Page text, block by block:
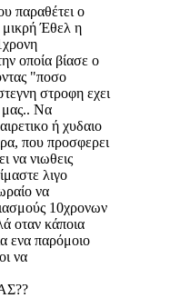
παραθέτει ο
μικρή Έθελ η
οποία βίασε ο
"ποσο
στροφη εχει
μας.. Να
ή χυδαιο
που προσφερει
να νιωθεις
λιγο
να
10χρονων
οταν κάποια
ενα παρόμοιο
να